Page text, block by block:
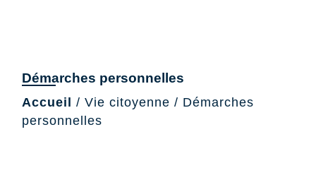
Démarches personnelles
Accueil / Vie citoyenne / Démarches
personnelles